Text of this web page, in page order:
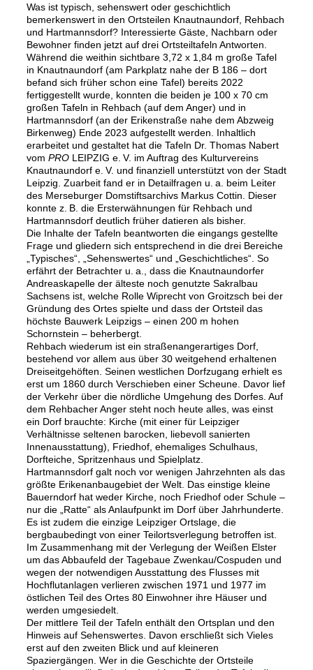
Was ist typisch, sehenswert oder geschichtlich
bemerkenswert in den Ortsteilen Knautnaundorf, Rehbach
und Hartmannsdorf? Interessierte Gäste, Nachbarn oder
Bewohner finden jetzt auf drei Ortsteiltafeln Antworten.
Während die weithin sichtbare 3,72 x 1,84 m große Tafel
in Knautnaundorf (am Parkplatz nahe der B 186 – dort
befand sich früher schon eine Tafel) bereits 2022
fertiggestellt wurde, konnten die beiden je 100 x 70 cm
großen Tafeln in Rehbach (auf dem Anger) und in
Hartmannsdorf (an der Erikenstraße nahe dem Abzweig
Birkenweg) Ende 2023 aufgestellt werden. Inhaltlich
erarbeitet und gestaltet hat die Tafeln Dr. Thomas Nabert
vom PROLEIPZIG e. V. im Auftrag des Kulturvereins
Knautnaundorf e. V. und finanziell unterstützt von der Stadt
Leipzig. Zuarbeit fand er in Detailfragen u. a. beim Leiter
des Merseburger Domstiftsarchivs Markus Cottin. Dieser
konnte z. B. die Ersterwähnungen für Rehbach und
Hartmannsdorf deutlich früher datieren als bisher.
Die Inhalte der Tafeln beantworten die eingangs gestellte
Frage und gliedern sich entsprechend in die drei Bereiche
„Typisches“, „Sehenswertes“ und „Geschichtliches“. So
erfährt der Betrachter u. a., dass die Knautnaundorfer
Andreaskapelle der älteste noch genutzte Sakralbau
Sachsens ist, welche Rolle Wiprecht von Groitzsch bei der
Gründung des Ortes spielte und dass der Ortsteil das
höchste Bauwerk Leipzigs – einen 200 m hohen
Schornstein – beherbergt.
Rehbach wiederum ist ein straßenangerartiges Dorf,
bestehend vor allem aus über 30 weitgehend erhaltenen
Dreiseitgehöften. Seinen westlichen Dorfzugang erhielt es
erst um 1860 durch Verschieben einer Scheune. Davor lief
der Verkehr über die nördliche Umgehung des Dorfes. Auf
dem Rehbacher Anger steht noch heute alles, was einst
ein Dorf brauchte: Kirche (mit einer für Leipziger
Verhältnisse seltenen barocken, liebevoll sanierten
Innenausstattung), Friedhof, ehemaliges Schulhaus,
Dorfteiche, Spritzenhaus und Spielplatz.
Hartmannsdorf galt noch vor wenigen Jahrzehnten als das
größte Erikenanbaugebiet der Welt. Das einstige kleine
Bauerndorf hat weder Kirche, noch Friedhof oder Schule –
nur die „Ratte“ als Anlaufpunkt im Dorf über Jahrhunderte.
Es ist zudem die einzige Leipziger Ortslage, die
bergbaubedingt von einer Teilortsverlegung betroffen ist.
Im Zusammenhang mit der Verlegung der Weißen Elster
um das Abbaufeld der Tagebaue Zwenkau/Cospuden und
wegen der notwendigen Ausstattung des Flusses mit
Hochflutanlagen verlieren zwischen 1971 und 1977 im
östlichen Teil des Ortes 80 Einwohner ihre Häuser und
werden umgesiedelt.
Der mittlere Teil der Tafeln enthält den Ortsplan und den
Hinweis auf Sehenswertes. Davon erschließt sich Vieles
erst auf den zweiten Blick und auf kleineren
Spaziergängen. Wer in die Geschichte der Ortsteile